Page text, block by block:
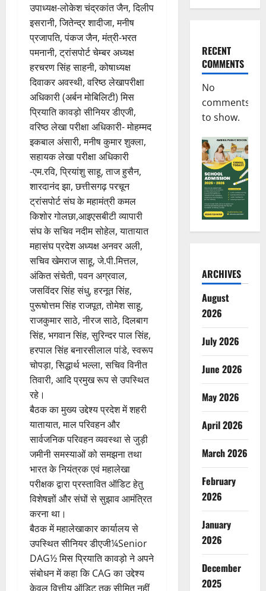
उपाध्यक्ष-लोकेश चंद्रकांत जैन, दिलीप
इसरानी, जितेन्द्र शादीजा, मनीष
प्रजापति, पंकज जैन, मंत्री-भरत
पमनानी, ट्रांसपोर्ट चेम्बर अध्यक्ष
हरचरण सिंह साहनी, कोषाध्यक्ष
दिवाकर अवस्थी, वरिष्ठ लेखापरीक्षा
अधिकारी (अर्बन मोबिलिटी) मिस
प्रियाति कावड़ो सीनियर डीएजी,
वरिष्ठ लेखा परीक्षा अधिकारी- मोहम्मद
इकबाल अंसारी, मनीष कुमार शुक्ला,
सहायक लेखा परीक्षा अधिकारी
-एम.रवि, प्रियांशु साहू, ताज हुसैन,
शारदानंद झा, छत्तीसगढ़ परचून
ट्रांसपोर्ट संघ के महामंत्री कमल
किशोर गोलछा,आइएसबीटी व्यापारी
संघ के सचिव नदीम सोहेल, यातायात
महासंघ प्रदेश अध्यक्ष अनवर अली,
सचिव खेमराज साहू, जे.पी.मित्तल,
अंकित संचेती, पवन अग्रवाल,
जसविंदर सिंह संधु, हरनूत सिंह,
पुरूषोत्तम सिंह राजपूत, तोमेश साहू,
राजकुमार साठे, नीरज साठे, दिलबाग
सिंह, भगवान सिंह, सुरिन्दर पाल सिंह,
हरपाल सिंह बनारसीलाल पांडे, स्वरूप
चोपड़ा, सिद्धार्थ भल्ला, सचिव विनीत
तिवारी, आदि प्रमुख रूप से उपस्थित
रहे।
बैठक का मुख्य उद्देश्य प्रदेश में शहरी
यातायात, माल परिवहन और
सार्वजनिक परिवहन व्यवस्था से जुड़ी
जमीनी समस्याओं को समझना तथा
भारत के नियंत्रक एवं महालेखा
परीक्षक द्वारा प्रस्तावित ऑडिट हेतु
विशेषज्ञों और संघों से सुझाव आमंत्रित
करना था।
बैठक में महालेखाकार कार्यालय से
उपस्थित सीनियर डीएजी¼Senior
DAG½ मिस प्रियाति कावड़ो ने अपने
संबोधन में कहा कि CAG का उद्देश्य
केवल वित्तीय ऑडिट तक सीमित नहीं
RECENT
COMMENTS
No
comments
to show.
ARCHIVES
August
2026
July 2026
June 2026
May 2026
April 2026
March 2026
February
2026
January
2026
December
2025